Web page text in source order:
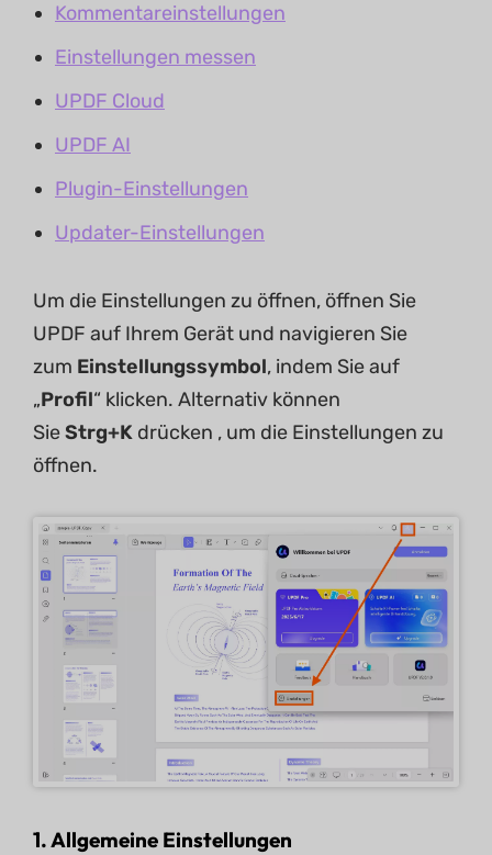
Kommentareinstellungen
Einstellungen messen
UPDF Cloud
UPDF AI
Plugin-Einstellungen
Updater-Einstellungen
Um die Einstellungen zu öffnen, öffnen Sie
UPDF auf Ihrem Gerät und navigieren Sie
zum Einstellungssymbol, indem Sie auf
„Profil“ klicken. Alternativ können
SieStrg+K drücken , um die Einstellungen zu
öffnen.
1. Allgemeine Einstellungen